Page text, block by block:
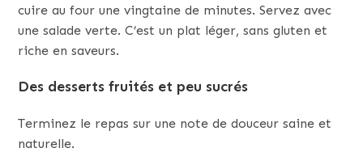
cuire au four une vingtaine de minutes. Servez avec
une salade verte. C’est un plat léger, sans gluten et
riche en saveurs.
Des desserts fruités et peu sucrés
Terminez le repas sur une note de douceur saine et
naturelle.